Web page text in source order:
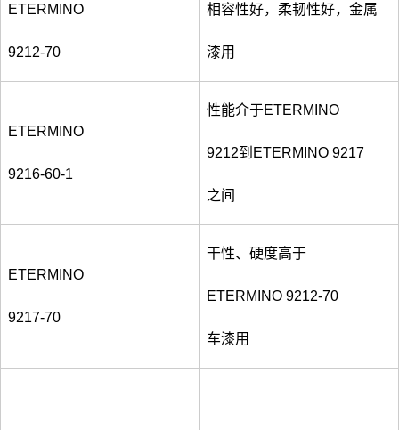
ETERMINO
9212-70
相容性好，柔韧性好，金属
漆用
ETERMINO
9216-60-1
性能介于ETERMINO
9212到ETERMINO 9217
之间
ETERMINO
9217-70
干性、硬度高于
ETERMINO 9212-70
车漆用